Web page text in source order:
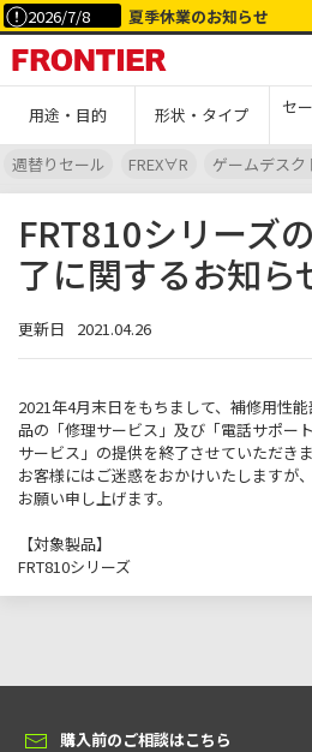
2026/7/8 夏季休業のお知らせ
用途・目的 形状・タイプ セ
週替りセール FREX∀R ゲームデスク
FRT810シリーズ
了に関するお知ら
更新日 2021.04.26
2021年4月末日をもちまして、補修用性
品の「修理サービス」及び「電話サポー
サービス」の提供を終了させていただきま
お客様にはご迷惑をおかけいたしますが
お願い申し上げます。
【対象製品】
FRT810シリーズ
購入前のご相談はこちら